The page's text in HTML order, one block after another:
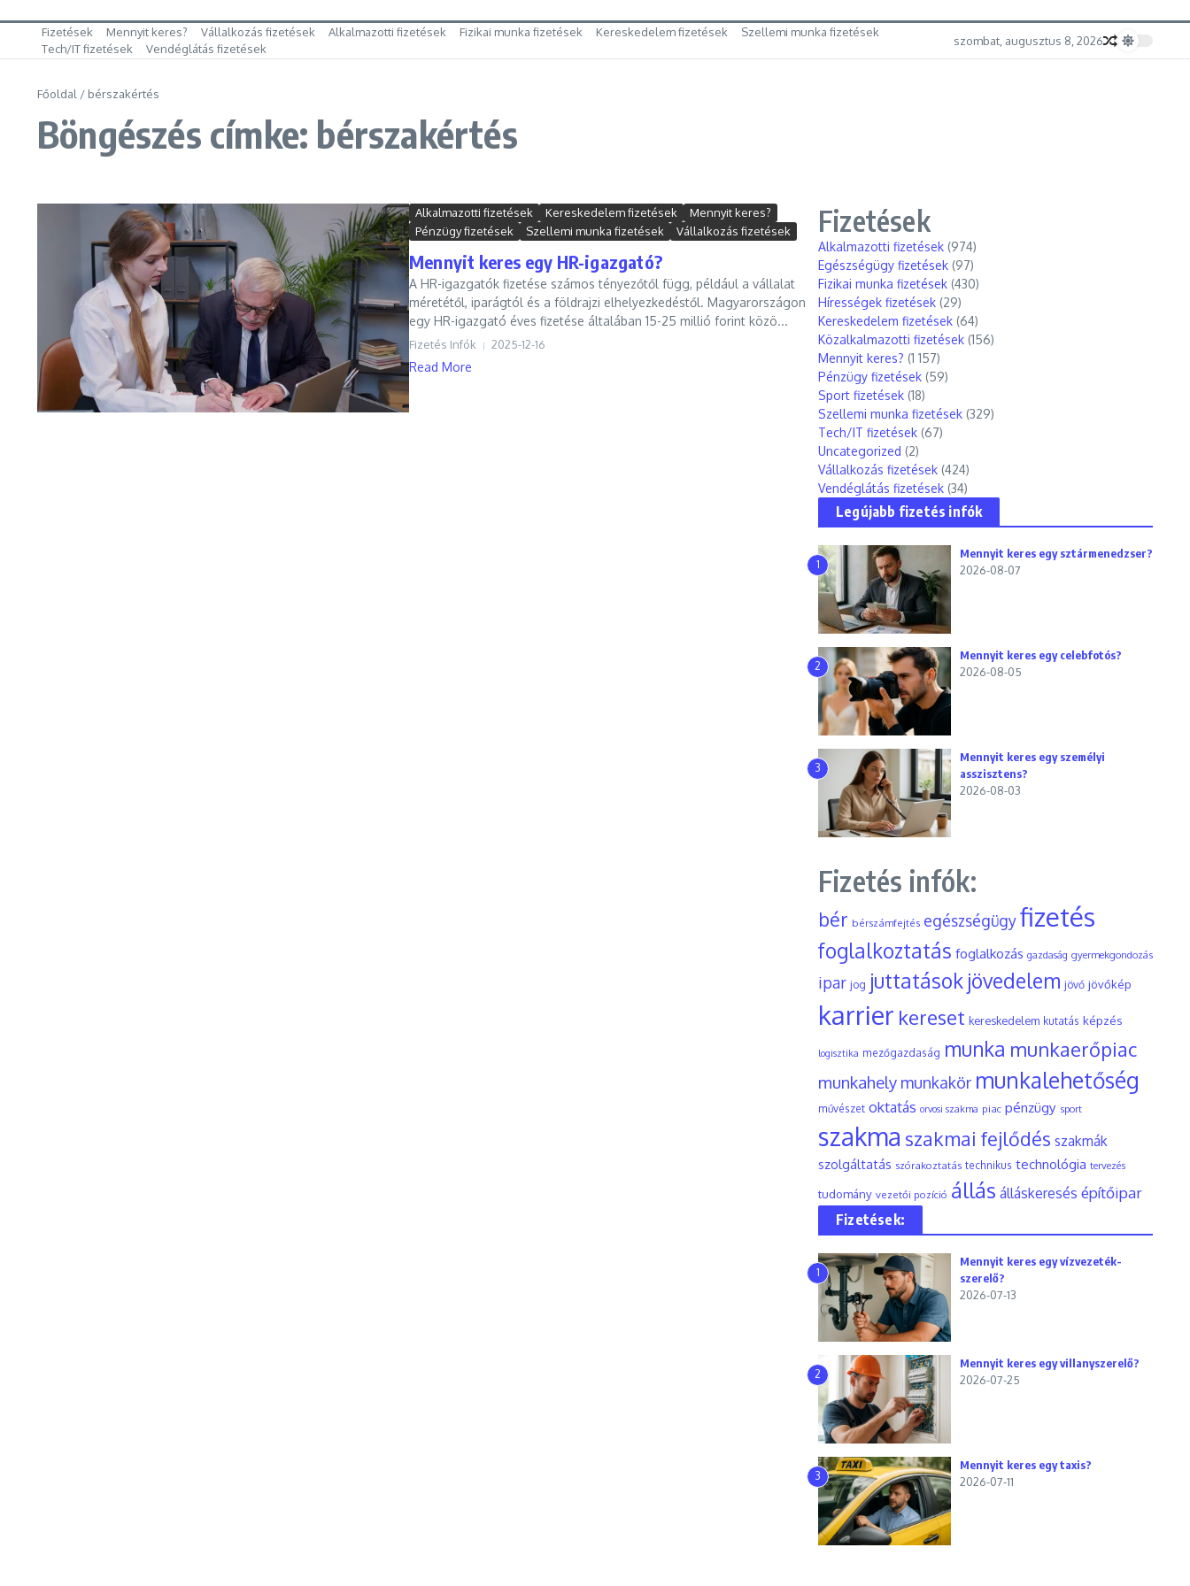
Fizetések Mennyit keres? Vállalkozás fizetések Alkalmazotti fizetések Fizikai munka fizetések Kereskedelem fizetések
Szellemi munka fizetések
Tech/IT fizetések
Vendéglátás fizetések
szombat, augusztus 8, 2026
Főoldal / bérszakértés
Böngészés címke: bérszakértés
Alkalmazotti fizetések Kereskedelem fizetések
Mennyit keres?
Pénzügy fizetések
Szellemi munka fizetések Vállalkozás fizetések
Mennyit keres egy HR-igazgató?
A HR-igazgatók fizetése számos tényezőtől függ, például a vállalat
méretétől, iparágtól és a földrajzi elhelyezkedéstől. Magyarországon
egy HR-igazgató éves fizetése általában 15-25 millió forint közö...
Fizetés Infók 2025-12-16
Read More
Fizetések
Alkalmazotti fizetések (974)
Egészségügy fizetések (97)
Fizikai munka fizetések (430)
Hírességek fizetések (29)
Kereskedelem fizetések (64)
Közalkalmazotti fizetések (156)
Mennyit keres? (1 157)
Pénzügy fizetések (59)
Sport fizetések (18)
Szellemi munka fizetések (329)
Tech/IT fizetések (67)
Uncategorized (2)
Vállalkozás fizetések (424)
Vendéglátás fizetések (34)
Legújabb fizetés infók
1
Mennyit keres egy sztármenedzser?
2026-08-07
2
Mennyit keres egy celebfotós?
2026-08-05
3
Mennyit keres egy személyi
asszisztens?
2026-08-03
Fizetés infók:
bér bérszámfejtés egészségügyfizetés
foglalkoztatás foglalkozás gazdaság gyermekgondozás
ipar jog juttatások jövedelem jövő jövőkép
karrier kereset kereskedelem kutatás képzés
logisztika mezőgazdaság munka munkaerőpiac
munkahely munkakör munkalehetőség
művészet oktatás orvosi szakma piac pénzügy sport
szakma szakmai fejlődés szakmák
szolgáltatás szórakoztatás technikus technológia tervezés
tudomány vezetői pozíció állás álláskeresés építőipar
Fizetések:
1
Mennyit keres egy vízvezeték-
szerelő?
2026-07-13
2
Mennyit keres egy villanyszerelő?
2026-07-25
3
Mennyit keres egy taxis?
2026-07-11